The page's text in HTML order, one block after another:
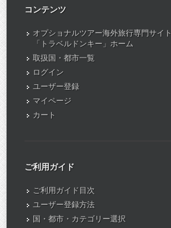
コンテンツ
オプショナルツアー海外旅行専門サイト
「トラベルドンキー」ホーム
取扱国・都市一覧
ログイン
ユーザー登録
マイページ
カート
ご利用ガイド
ご利用ガイド目次
ユーザー登録方法
国・都市・カテゴリー選択